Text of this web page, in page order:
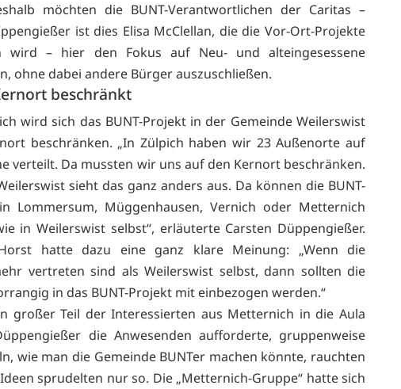
möchten die BUNT-Verantwortlichen der Caritas –
ist dies Elisa McClellan, die die Vor-Ort-Projekte
wird – hier den Fokus auf Neu- und alteingesessene
ohne dabei andere Bürger auszuschließen.
beschränkt
wird sich das BUNT-Projekt in der Gemeinde Weilerswist
beschränken. „In Zülpich haben wir 23 Außenorte auf
verteilt. Da mussten wir uns auf den Kernort beschränken.
sieht das ganz anders aus. Da können die BUNT-
Lommersum, Müggenhausen, Vernich oder Metternich
in Weilerswist selbst“, erläuterte Carsten Düppengießer.
hatte dazu eine ganz klare Meinung: „Wenn die
vertreten sind als Weilerswist selbst, dann sollten die
in das BUNT-Projekt mit einbezogen werden.“
großer Teil der Interessierten aus Metternich in die Aula
die Anwesenden aufforderte, gruppenweise
wie man die Gemeinde BUNTer machen könnte, rauchten
sprudelten nur so. Die „Metternich-Gruppe“ hatte sich